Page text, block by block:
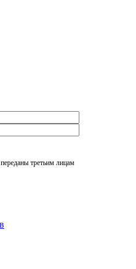
третьим лицам